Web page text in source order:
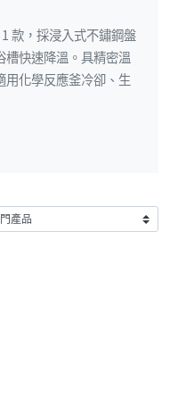
款，採浸入式不鏽鋼盤
快速降溫。具精密溫
化學反應釜冷卻、生